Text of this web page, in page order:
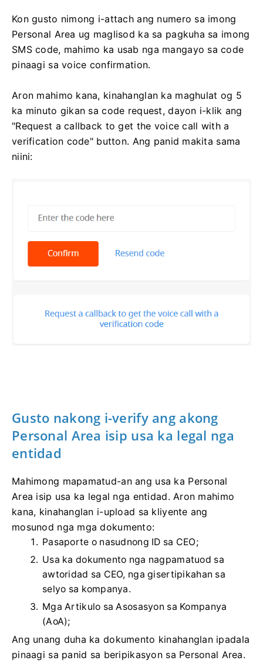
Kon gusto nimong i-attach ang numero sa imong
Personal Area ug maglisod ka sa pagkuha sa imong
SMS code, mahimo ka usab nga mangayo sa code
pinaagi sa voice confirmation.
Aron mahimo kana, kinahanglan ka maghulat og 5
ka minuto gikan sa code request, dayon i-klik ang
"Request a callback to get the voice call with a
verification code" button. Ang panid makita sama
niini:
Gusto nakong i-verify ang akong
Personal Area isip usa ka legal nga
entidad
Mahimong mapamatud-an ang usa ka Personal
Area isip usa ka legal nga entidad. Aron mahimo
kana, kinahanglan i-upload sa kliyente ang
mosunod nga mga dokumento:
Pasaporte o nasudnong ID sa CEO;
Usa ka dokumento nga nagpamatuod sa
awtoridad sa CEO, nga gisertipikahan sa
selyo sa kompanya.
Mga Artikulo sa Asosasyon sa Kompanya
(AoA);
Ang unang duha ka dokumento kinahanglan ipadala
pinaagi sa panid sa beripikasyon sa Personal Area.